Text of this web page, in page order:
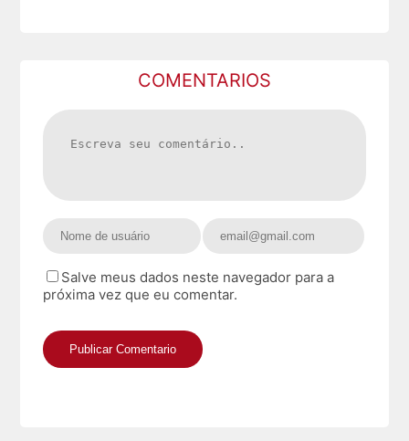
COMENTARIOS
Salve meus dados neste navegador para a
próxima vez que eu comentar.